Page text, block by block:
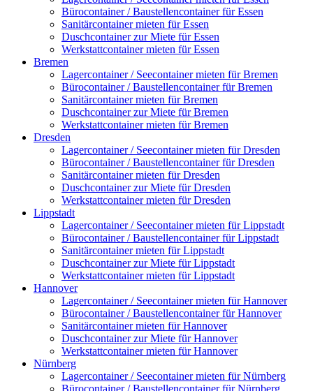
Bürocontainer / Baustellencontainer für Essen
Sanitärcontainer mieten für Essen
Duschcontainer zur Miete für Essen
Werkstattcontainer mieten für Essen
Bremen
Lagercontainer / Seecontainer mieten für Bremen
Bürocontainer / Baustellencontainer für Bremen
Sanitärcontainer mieten für Bremen
Duschcontainer zur Miete für Bremen
Werkstattcontainer mieten für Bremen
Dresden
Lagercontainer / Seecontainer mieten für Dresden
Bürocontainer / Baustellencontainer für Dresden
Sanitärcontainer mieten für Dresden
Duschcontainer zur Miete für Dresden
Werkstattcontainer mieten für Dresden
Lippstadt
Lagercontainer / Seecontainer mieten für Lippstadt
Bürocontainer / Baustellencontainer für Lippstadt
Sanitärcontainer mieten für Lippstadt
Duschcontainer zur Miete für Lippstadt
Werkstattcontainer mieten für Lippstadt
Hannover
Lagercontainer / Seecontainer mieten für Hannover
Bürocontainer / Baustellencontainer für Hannover
Sanitärcontainer mieten für Hannover
Duschcontainer zur Miete für Hannover
Werkstattcontainer mieten für Hannover
Nürnberg
Lagercontainer / Seecontainer mieten für Nürnberg